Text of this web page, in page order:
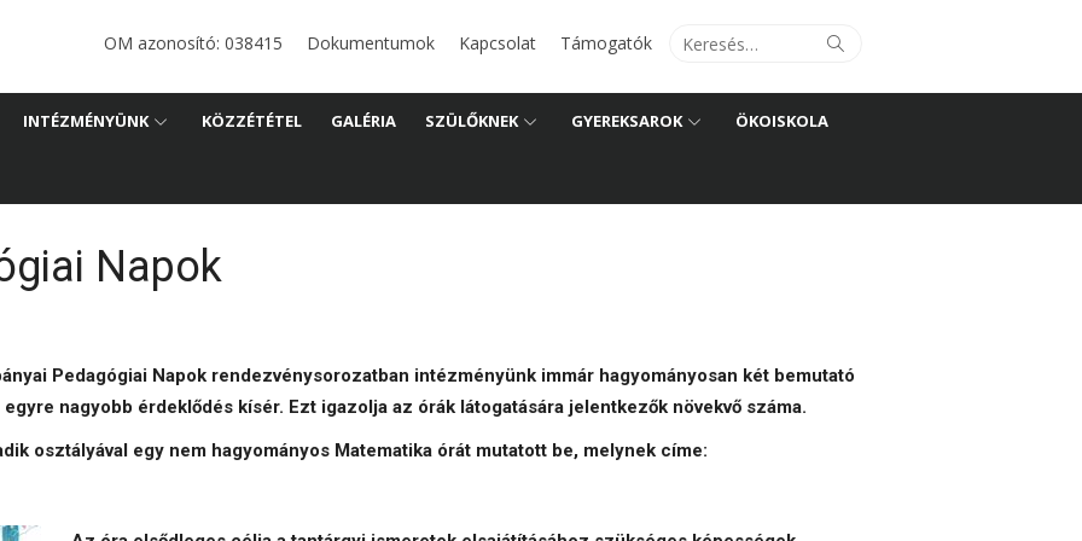
Search
Search
OM azonosító: 038415 Dokumentumok Kapcsolat Támogatók
INTÉZMÉNYÜNK KÖZZÉTÉTEL GALÉRIA SZÜLŐKNEK GYEREKSAROK ÖKOISKOLA
Napok
Pedagógiai Napok rendezvénysorozatban intézményünk immár hagyományosan két bemutató
nagyobb érdeklődés kísér. Ezt igazolja az órák látogatására jelentkezők növekvő száma.
osztályával egy nem hagyományos Matematika órát mutatott be, melynek címe: